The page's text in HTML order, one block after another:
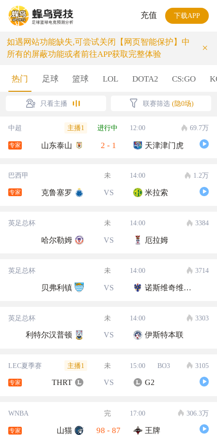
充值 下载APP
如遇网站功能缺失,可尝试关闭【网页智能保护】中
所有的屏蔽功能或者前往APP获取完整体验
×
热门 足球 篮球 LOL DOTA2 CS:GO
只看主播 联赛筛选 (隐0场)
中超 主播1 进行中 12:00 69.7万
专家 山东泰山 2 - 1 天津津门虎
巴西甲 未 14:00 1.2万
专家 克鲁塞罗 VS 米拉索
英足总杯 未 14:00 3384
哈尔勒姆 VS 厄拉姆
英足总杯 未 14:00 3714
贝弗利镇 VS 诺斯维奇维多利亚
英足总杯 未 14:00 3303
利特尔汉普顿 VS 伊斯特本联
LEC夏季赛 主播1 未 15:00 BO3 3105
专家 THRT VS G2
WNBA 完 17:00 306.3万
专家 山猫 98 - 87 王牌